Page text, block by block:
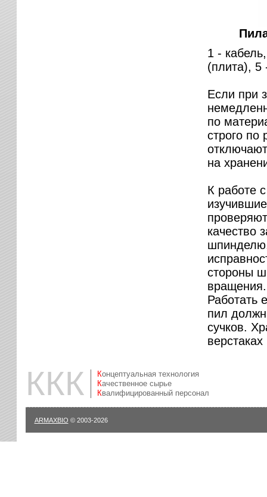
1 -
(плита), 5
Если при
по
строго по
на
К работе
качество
стороны
Работать
пил
сучков.
ККК
Концептуальная технология
Качественное сырье
Квалифицированный персонал
ARMAXBIO © 2003-2026